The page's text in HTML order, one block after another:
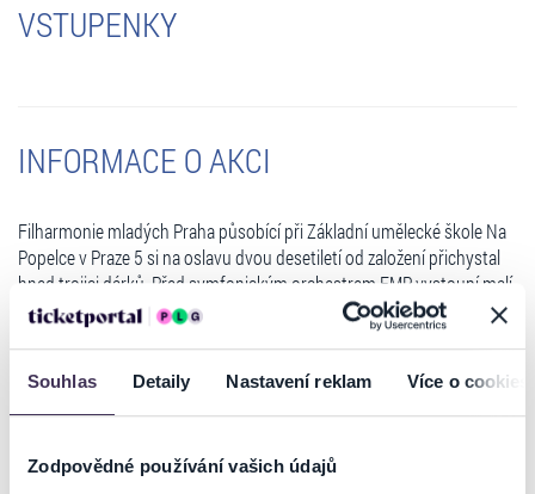
Souhlas Detaily Nastavení reklam Více o cookies
Zodpovědné používání vašich údajů
VSTUPENKY
INFORMACE O AKCI
Filharmonie mladých Praha působící při Základní umělecké škole Na
Popelce v Praze 5 si na oslavu dvou desetiletí od založení přichystal
hned trojici dárků. Před symfonickým orchestrem FMP vystoupí malí
hudebníci z přípravných těles FMP: smyčcového souboru (společně s
flétnovým souborem a souborem bicích nástrojů) a komorního
Celý večer proběhne pod taktovkou zakladatele a uměleckého šéfa
FMP Ladislava Ciglera, který je zároveň autorem citlivých
souborů; mladí umělci tak posluchačům nabídnou např. Suitu z